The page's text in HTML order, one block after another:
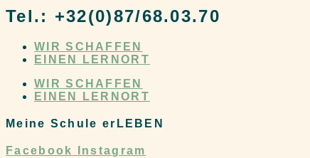
Tel.: +32(0)87/68.03.70
WIR SCHAFFEN
EINEN LERNORT
WIR SCHAFFEN
EINEN LERNORT
Meine Schule erLEBEN
Facebook Instagram